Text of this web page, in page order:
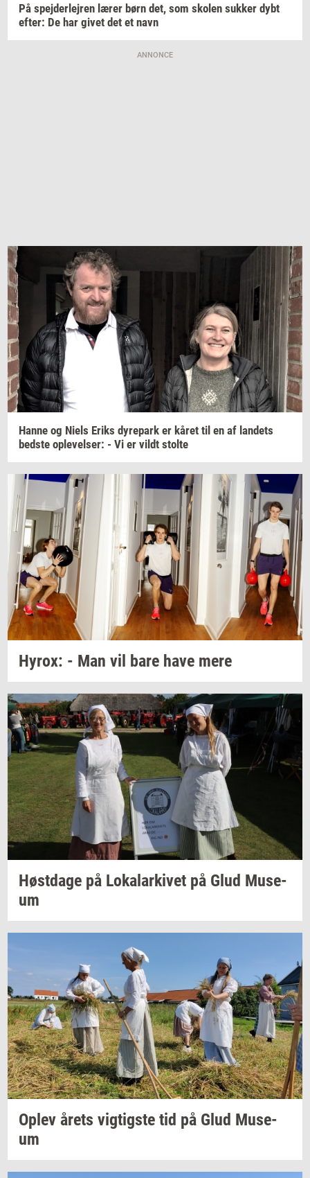
På spej­der­lej­ren lærer børn det, som sko­len suk­ker dybt
efter: De har givet det et navn
ANNONCE
Hanne og Niels Eriks dy­re­park er kåret til en af lan­dets
bed­ste op­le­vel­ser: - Vi er vildt stol­te
Hyrox: - Man vil bare have mere
Høst­da­ge på Lo­ka­lar­ki­vet på Glud Mu­se­
um
Oplev årets vig­tig­ste tid på Glud Mu­se­
um